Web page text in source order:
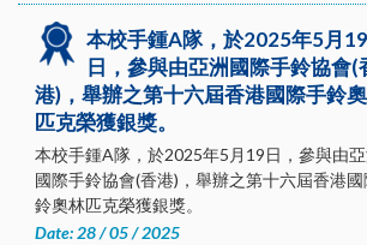
本校手鍾A隊，於2025年5月19
日，參與由亞洲國際手鈴協會(
港)，舉辦之第十六屆香港國際手鈴
匹克榮獲銀獎。
本校手鍾A隊，於2025年5月19日，參與由
國際手鈴協會(香港)，舉辦之第十六屆香港
鈴奧林匹克榮獲銀獎。
Date: 28 / 05 / 2025